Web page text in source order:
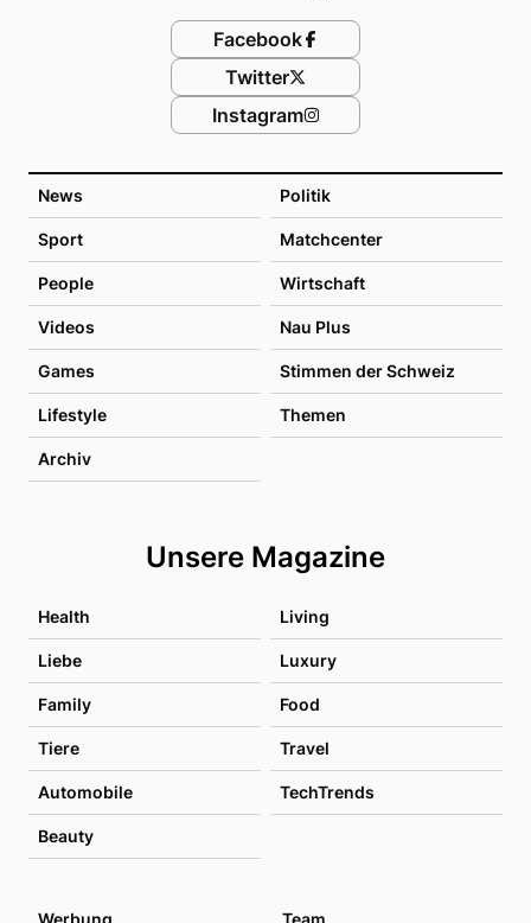
News Politik
Sport Matchcenter
People Wirtschaft
Videos Nau Plus
Games Stimmen der Schweiz
Lifestyle Themen
Archiv
Unsere Magazine
Health Living
Liebe Luxury
Family Food
Tiere Travel
Automobile TechTrends
Beauty
Facebook
Twitter
Instagram
Werbung Team